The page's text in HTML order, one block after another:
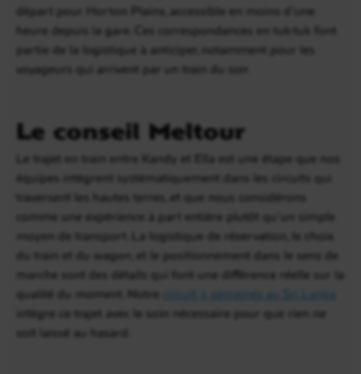
départ pour Horton Plains, accessible en moins d’une
heure depuis la gare. Ces correspondances en tuk-tuk font
partie de la logistique à anticiper, notamment pour les
voyageurs qui arrivent par un train du soir.
Le conseil Meltour
Le trajet en train entre Kandy et Ella est une étape que nos
équipes intègrent systématiquement dans les circuits qui
traversent les hautes terres, et que nous considérons
comme une expérience à part entière plutôt qu’un simple
moyen de transport. La logistique de réservation, le choix
du train et du wagon, et le positionnement dans le sens de
marche sont des détails qui font une différence réelle sur la
qualité du moment. Notre
circuit 3 semaines au Sri Lanka
intègre ce trajet avec le soin nécessaire pour que rien ne
soit laissé au hasard.